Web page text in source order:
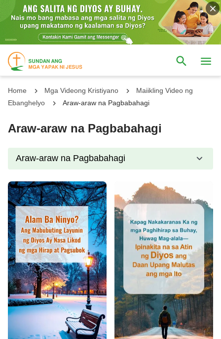
Home Mga Videong Kristiyano
Maiikling Video ng
Ebanghelyo
Araw-araw na Pagbabahagi
Araw-araw na Pagbabahagi
Araw-araw na Pagbabahagi